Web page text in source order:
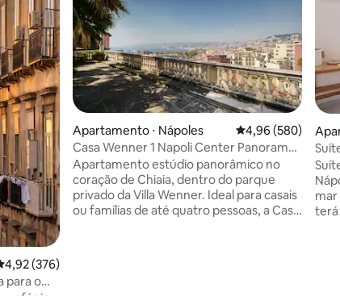
de uma avaliação média de 5, 376 avaliações
4,92 (376)
para o
Apartamento ⋅ Nápoles 4,96 de uma
4,96 (580)
Casa Wenner 1 Napoli Center Panorama
Chiaia
Apartamento estúdio panorâmico no
coração de Chiaia, dentro do parque
privado da Villa Wenner. Ideal para casais
ou famílias de até quatro pessoas, a Casa
o
terá